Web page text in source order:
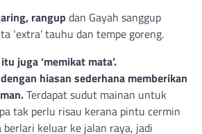
rangup dan Gayah sanggup
‘extra’ tauhu dan tempe goreng.
juga ‘memikat mata’.
hiasan sederhana memberikan
Terdapat sudut mainan untuk
tak perlu risau kerana pintu cermin
berlari keluar ke jalan raya, jadi